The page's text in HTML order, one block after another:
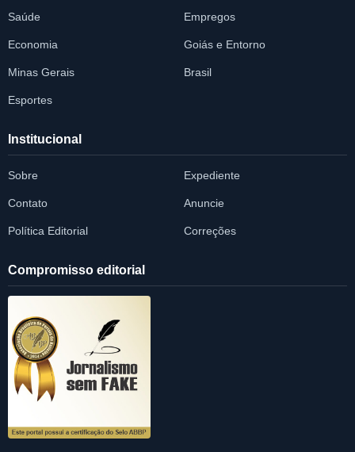
Saúde Empregos
Economia Goiás e Entorno
Minas Gerais Brasil
Esportes
Institucional
Sobre Expediente
Contato Anuncie
Política Editorial Correções
Compromisso editorial